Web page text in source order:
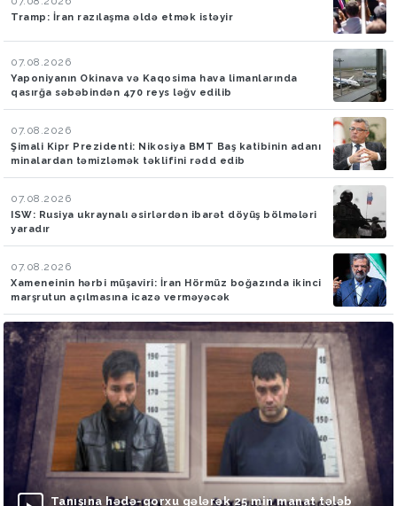
Tramp: İran razılaşma əldə etmək istəyir
07.08.2026
Yaponiyanın Okinava və Kaqosima hava limanlarında
qasırğa səbəbindən 470 reys ləğv edilib
07.08.2026
Şimali Kipr Prezidenti: Nikosiya BMT Baş katibinin adanı
minalardan təmizləmək təklifini rədd edib
07.08.2026
ISW: Rusiya ukraynalı əsirlərdən ibarət döyüş bölmələri
yaradır
07.08.2026
Xameneinin hərbi müşaviri: İran Hörmüz boğazında ikinci
marşrutun açılmasına icazə verməyəcək
Tanışına hədə-qorxu gələrək 25 min manat tələb